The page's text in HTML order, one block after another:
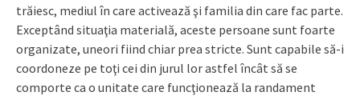
trăiesc, mediul în care activează şi familia din care fac parte.
Exceptând situaţia materială, aceste persoane sunt foarte
organizate, uneori fiind chiar prea stricte. Sunt capabile să-i
coordoneze pe toţi cei din jurul lor astfel încât să se
comporte ca o unitate care funcţionează la randament